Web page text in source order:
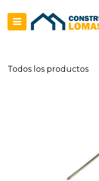
Todos los productos